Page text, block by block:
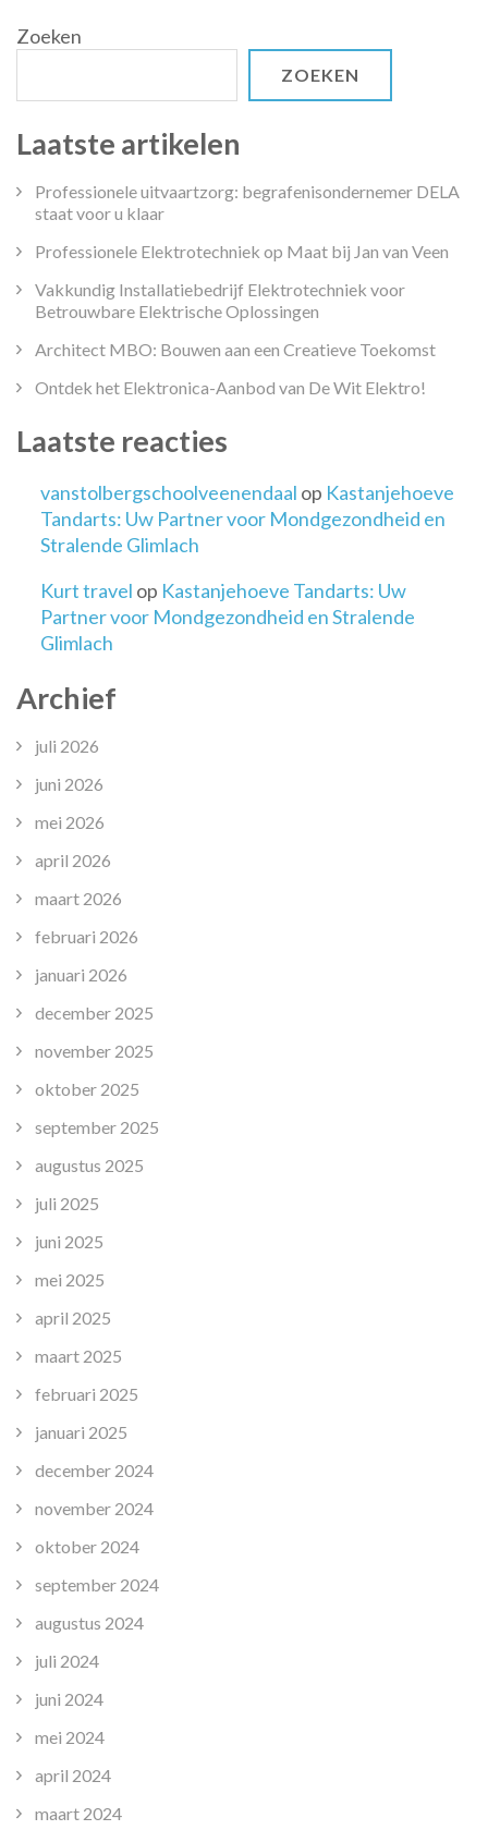
Zoeken
ZOEKEN
Laatste artikelen
Professionele uitvaartzorg: begrafenisondernemer DELA
staat voor u klaar
Professionele Elektrotechniek op Maat bij Jan van Veen
Vakkundig Installatiebedrijf Elektrotechniek voor
Betrouwbare Elektrische Oplossingen
Architect MBO: Bouwen aan een Creatieve Toekomst
Ontdek het Elektronica-Aanbod van De Wit Elektro!
Laatste reacties
vanstolbergschoolveenendaal op Kastanjehoeve
Tandarts: Uw Partner voor Mondgezondheid en
Stralende Glimlach
Kurt travel op Kastanjehoeve Tandarts: Uw
Partner voor Mondgezondheid en Stralende
Glimlach
Archief
juli 2026
juni 2026
mei 2026
april 2026
maart 2026
februari 2026
januari 2026
december 2025
november 2025
oktober 2025
september 2025
augustus 2025
juli 2025
juni 2025
mei 2025
april 2025
maart 2025
februari 2025
januari 2025
december 2024
november 2024
oktober 2024
september 2024
augustus 2024
juli 2024
juni 2024
mei 2024
april 2024
maart 2024